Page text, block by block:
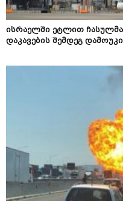
ისრაელში ეტლით
დაკავების შემდეგ